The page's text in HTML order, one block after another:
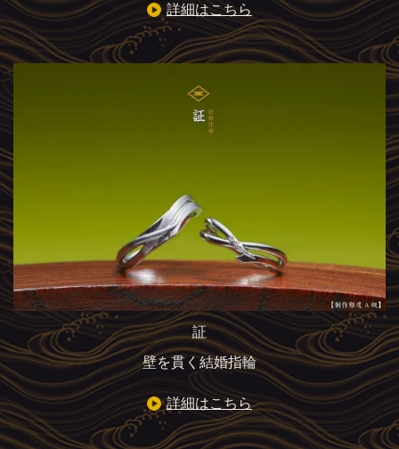
詳細はこちら
証
壁を貫く結婚指輪
詳細はこちら